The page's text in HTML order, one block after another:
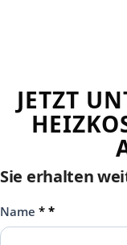
JETZT
Sie erhalten
Name *